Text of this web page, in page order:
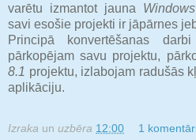
varētu izmantot jauna
savi esošie projekti ir jāpārnes
Principā konvertēšanas
pārkopējam savu projektu,
8.1 projektu, izlabojam radušās
aplikāciju.
Izraka un uzbēra 12:00 1